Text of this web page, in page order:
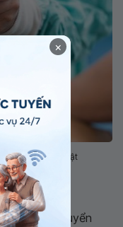
khi phẫu thuật
sẽ được chuyển
×